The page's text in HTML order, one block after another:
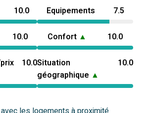
10.0 Equipements 7.5
10.0 Confort ▲ 10.0
10.0Situation
géographique ▲
10.0